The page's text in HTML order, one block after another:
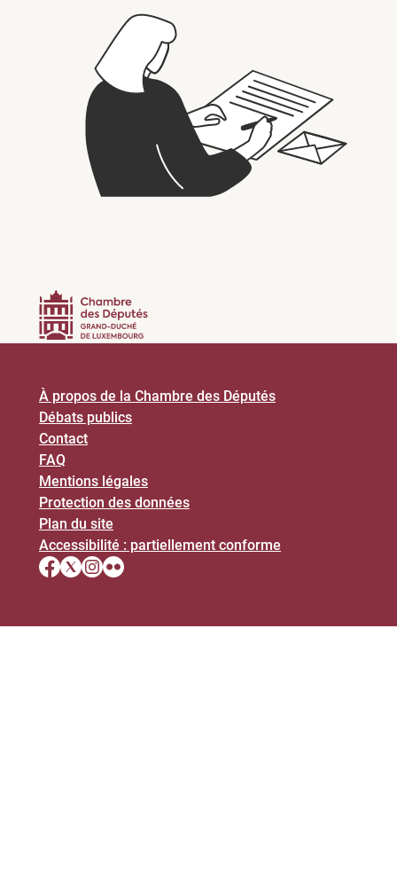
À propos de la Chambre des Députés
Débats publics
Contact
FAQ
Mentions légales
Protection des données
Plan du site
Accessibilité : partiellement conforme